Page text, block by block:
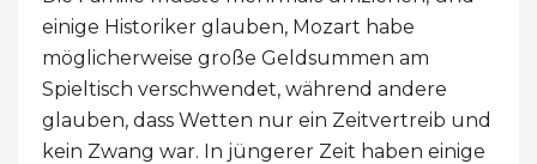
einige Historiker glauben, Mozart habe
möglicherweise große Geldsummen am
Spieltisch verschwendet, während andere
glauben, dass Wetten nur ein Zeitvertreib und
kein Zwang war. In jüngerer Zeit haben einige